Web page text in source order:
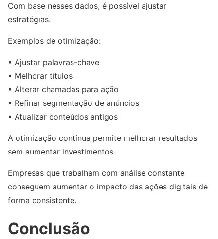
Com base nesses dados, é possível ajustar
estratégias.
Exemplos de otimização:
• Ajustar palavras-chave
• Melhorar títulos
• Alterar chamadas para ação
• Refinar segmentação de anúncios
• Atualizar conteúdos antigos
A otimização contínua permite melhorar resultados
sem aumentar investimentos.
Empresas que trabalham com análise constante
conseguem aumentar o impacto das ações digitais de
forma consistente.
Conclusão